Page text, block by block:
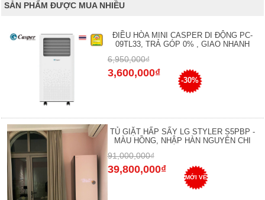
SẢN PHẨM ĐƯỢC MUA NHIỀU
ĐIỀU HÒA MINI CASPER DI ĐỘNG PC-
09TL33, TRẢ GÓP 0% , GIAO NHANH
6,950,000₫
3,600,000₫
-30%
TỦ GIẶT HẤP SẤY LG STYLER S5PBP -
MÀU HỒNG, NHẬP HÀN NGUYÊN CHI
91,000,000₫
39,800,000₫
MỚI VỀ